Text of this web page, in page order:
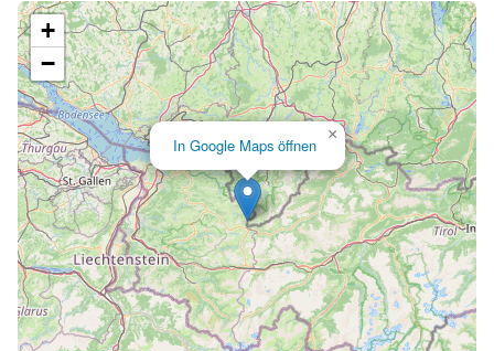
Lade Karte...
In Google Maps öffnen
×
+
−